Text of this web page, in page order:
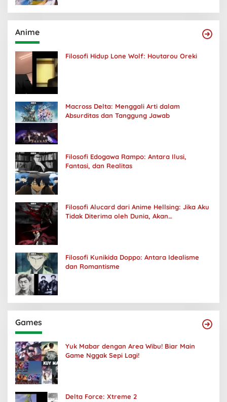
Anime
Filosofi Hidup Lone Wolf: Houtarou Oreki
Macross Delta: Menggali Arti dalam
Absurditas dan Tanggung Jawab
Filosofi Edogawa Rampo: Antara Ilusi,
Fantasi, dan Realitas
Filosofi Alucard dari Anime Hellsing: Jika Aku
Tidak Diterima oleh Dunia, Akan
Filosofi Kunikida Doppo: Antara Idealisme
dan Romantisme
Games
Yuk Mabar dengan Area Wibu! Biar Main
Game Nggak Sepi Lagi!
Delta Force: Xtreme 2